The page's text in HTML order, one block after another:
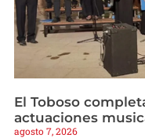
El Toboso
actuaciones
agosto 7, 2026